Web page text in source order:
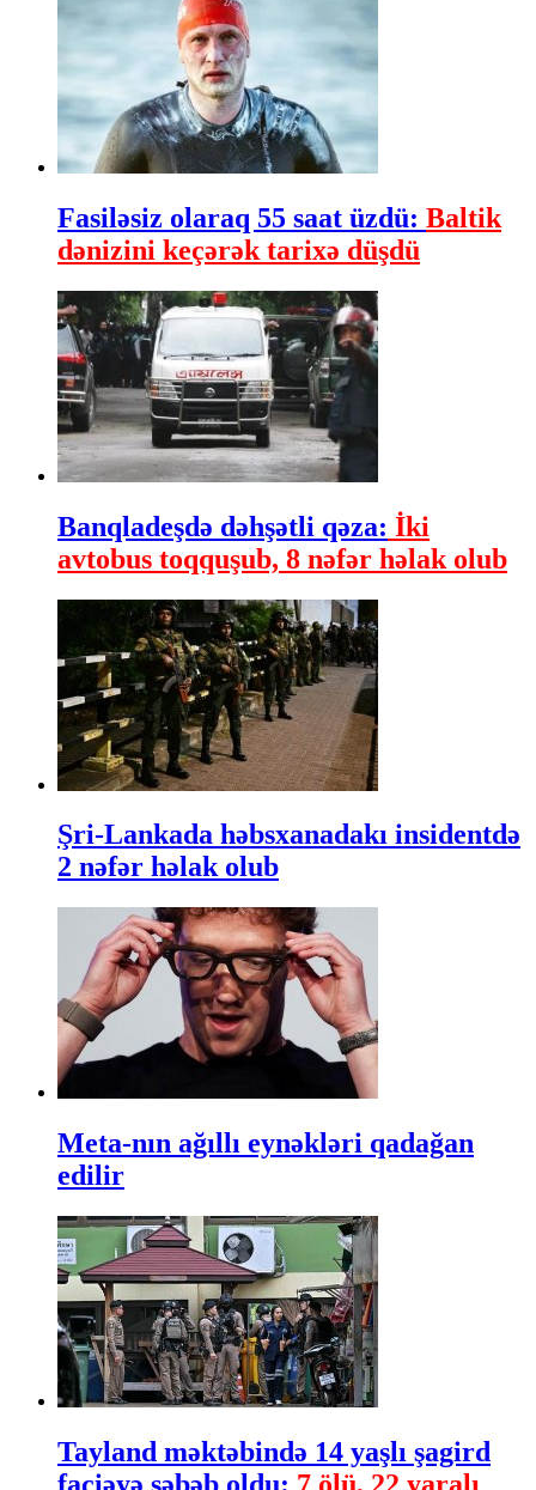
Fasiləsiz olaraq 55 saat üzdü: Baltik
dənizini keçərək tarixə düşdü
Banqladeşdə dəhşətli qəza: İki
avtobus toqquşub, 8 nəfər həlak olub
Şri-Lankada həbsxanadakı insidentdə
2 nəfər həlak olub
Meta-nın ağıllı eynəkləri qadağan
edilir
Tayland məktəbində 14 yaşlı şagird